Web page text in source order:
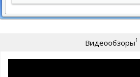
Видеообзоры1